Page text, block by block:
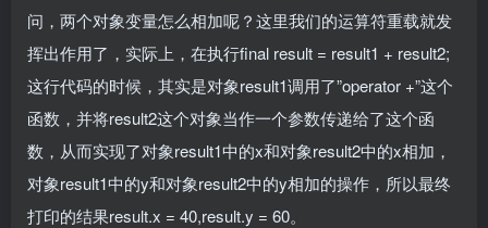
问，两个对象变量怎么相加呢？这里我们的运算符重载就发
挥出作用了，实际上，在执行final result = result1 + result2;
这行代码的时候，其实是对象result1调用了”operator +”这个
函数，并将result2这个对象当作一个参数传递给了这个函
数，从而实现了对象result1中的x和对象result2中的x相加，
对象result1中的y和对象result2中的y相加的操作，所以最终
打印的结果result.x = 40,result.y = 60。